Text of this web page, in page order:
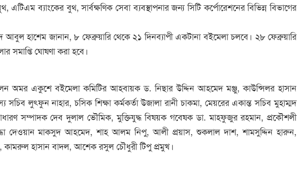
এটিএম ব্যাংকের বুথ, সার্বক্ষণিক সেবা ব্যবস্থাপনার জন্য সিটি কর্পোরেশনের বিভিন্ন বিভাগের
আবুল হাশেম জানান, ৮ ফেব্রুয়ারি থেকে ২১ দিনব্যাপী একটানা বইমেলা চলবে। ২৮ ফেব্রুয়ারি
সমাপ্তি ঘোষণা করা হবে।
অমর একুশে বইমেলা কমিটির আহবায়ক ড. নিছার উদ্দিন আহমেদ মঞ্জু, কাউন্সিলর হাসান
সচিব লুৎফুন নাহার, চসিক শিক্ষা কর্মকর্তা উজালা রানী চাকমা, মেয়রের একান্ত সচিব মুহাম্মদ
সম্পাদক দেব দুলাল ভৌমিক, মুক্তিযুদ্ধ বিষয়ক গবেষক ডা. মাহফুজুর রহমান, প্রকৌশলী
দেওয়ান মাকসুদ আহমেদ, শাহ আলম নিপু, আলী প্রয়াস, শুকলাল দাশ, শামসুদ্দিন হারুন,
হাসান বাদল, আশেক রসুল চৌধুরী টিপু প্রমুখ।